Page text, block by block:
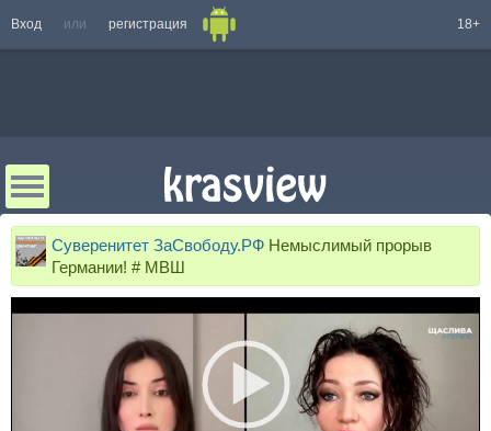
Вход или регистрация 18+
Суверенитет ЗаСвободу.РФ Немыслимый прорыв
Германии! # МВШ